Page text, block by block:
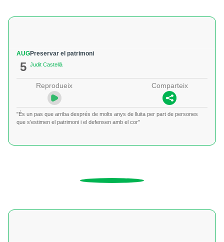
AUG
5
Preservar el patrimoni
Judit Castellà
Reprodueix Comparteix
"És un pas que arriba després de molts anys de lluita per part de persones
que s’estimen el patrimoni i el defensen amb el cor"